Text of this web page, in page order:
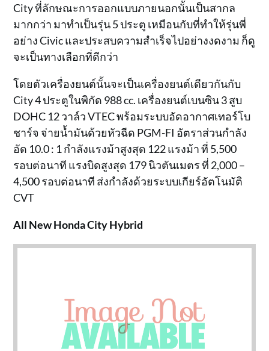
City ที่ลักษณะการออกแบบภายนอกนั้นเป็นสากล
มากกว่า มาทำเป็นรุ่น 5 ประตู เหมือนกับที่ทำให้รุ่นพี่
อย่าง Civic และประสบความสำเร็จไปอย่างงดงาม ก็ดู
จะเป็นทางเลือกที่ดีกว่า
โดยตัวเครื่องยนต์นั้นจะเป็นเครื่องยนต์เดียวกันกับ
City 4 ประตูในพิกัด 988 cc. เครื่องยนต์เบนซิน 3 สูบ
DOHC 12 วาล์ว VTEC พร้อมระบบอัดอากาศเทอร์โบ
ชาร์จ จ่ายน้ำมันด้วยหัวฉีด PGM-FI อัตราส่วนกำลัง
อัด 10.0 : 1 กำลังแรงม้าสูงสุด 122 แรงม้า ที่ 5,500
รอบต่อนาที แรงบิดสูงสุด 179 นิวตันเมตร ที่ 2,000 –
4,500 รอบต่อนาที ส่งกำลังด้วยระบบเกียร์อัตโนมัติ
CVT
All New Honda City Hybrid